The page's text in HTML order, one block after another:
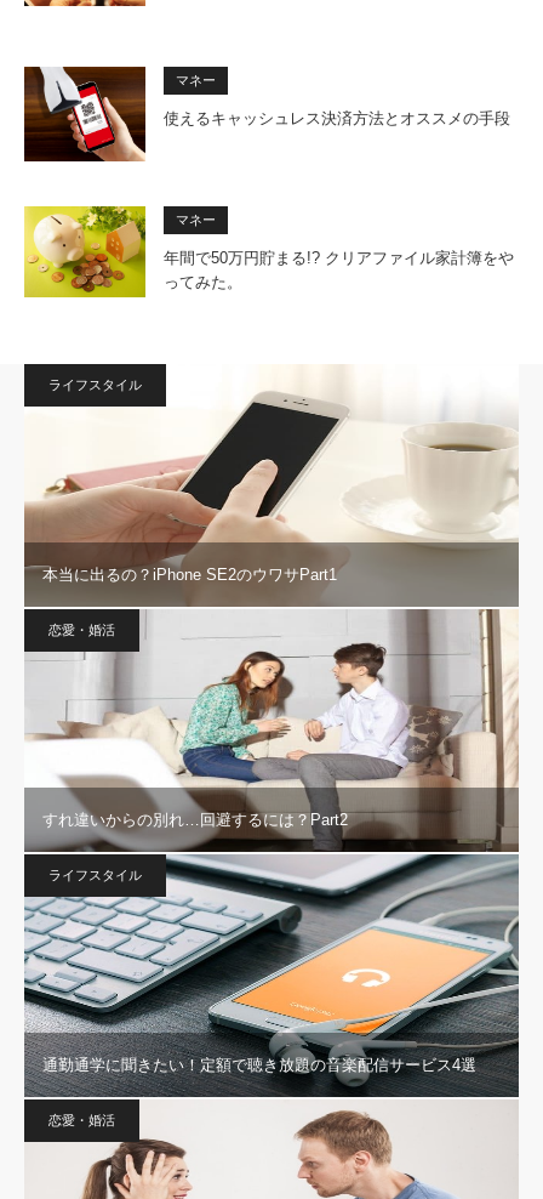
マネー
使えるキャッシュレス決済方法とオススメの手段
マネー
年間で50万円貯まる!? クリアファイル家計簿をや
ってみた。
ライフスタイル
本当に出るの？iPhone SE2のウワサPart1
恋愛・婚活
すれ違いからの別れ…回避するには？Part2
ライフスタイル
通勤通学に聞きたい！定額で聴き放題の音楽配信サービス4選
恋愛・婚活